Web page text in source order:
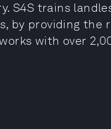
S4S trains
by providing the
with over